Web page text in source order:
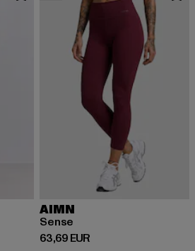
79,99 EUR
AIMN
Sense
63,69 EUR
Derzeitiger Preis: 63,69 EUR